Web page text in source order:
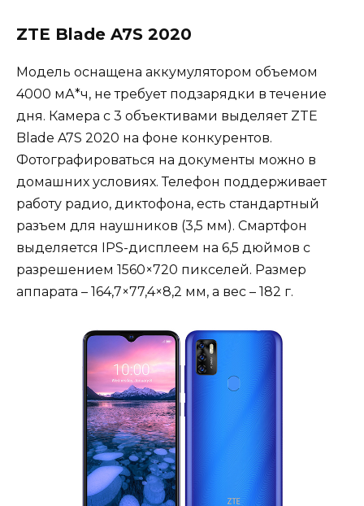
ZTE Blade A7S 2020
Модель оснащена аккумулятором объемом
4000 мА*ч, не требует подзарядки в течение
дня. Камера с 3 объективами выделяет ZTE
Blade A7S 2020 на фоне конкурентов.
Фотографироваться на документы можно в
домашних условиях. Телефон поддерживает
работу радио, диктофона, есть стандартный
разъем для наушников (3,5 мм). Смартфон
выделяется IPS-дисплеем на 6,5 дюймов с
разрешением 1560×720 пикселей. Размер
аппарата – 164,7×77,4×8,2 мм, а вес – 182 г.